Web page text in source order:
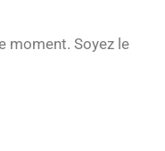
moment. Soyez le